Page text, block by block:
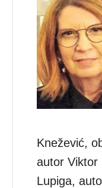
Knežević,
autor Viktor
Lupiga,